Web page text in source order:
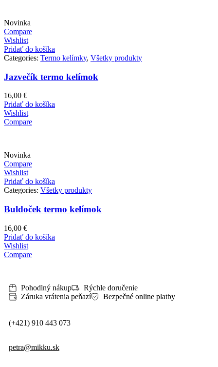
Novinka
Compare
Wishlist
Pridať do košíka
Categories: Termo kelímky, Všetky produkty
Jazvečík termo kelímok
16,00 €
Pridať do košíka
Wishlist
Compare
Novinka
Compare
Wishlist
Pridať do košíka
Categories: Všetky produkty
Buldoček termo kelímok
16,00 €
Pridať do košíka
Wishlist
Compare
Pohodlný nákup
Rýchle doručenie
Záruka vrátenia peňazí
Bezpečné online platby
(+421) 910 443 073
petra@mikku.sk